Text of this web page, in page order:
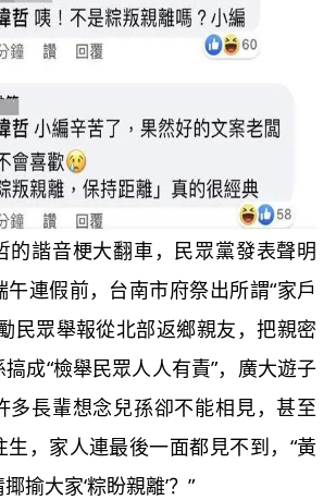
諧音梗大翻車，民眾黨發表聲明
連假前，台南市府祭出所謂“家戶
民眾舉報從北部返鄉親友，把親密
成“檢舉民眾人人有責”，廣大遊子
多長輩想念兒孫卻不能相見，甚至
生，家人連最後一面都見不到，“黃
揄大家‘粽盼親離’？”